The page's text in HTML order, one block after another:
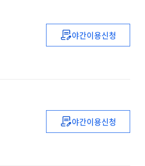
용사
야간이용신청
용기와
야간이용신청